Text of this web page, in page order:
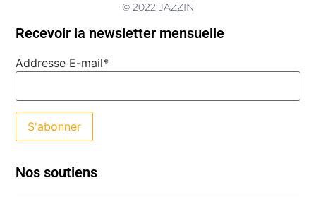
© 2022 JAZZIN
Recevoir la newsletter mensuelle
Addresse E-mail*
Nos soutiens